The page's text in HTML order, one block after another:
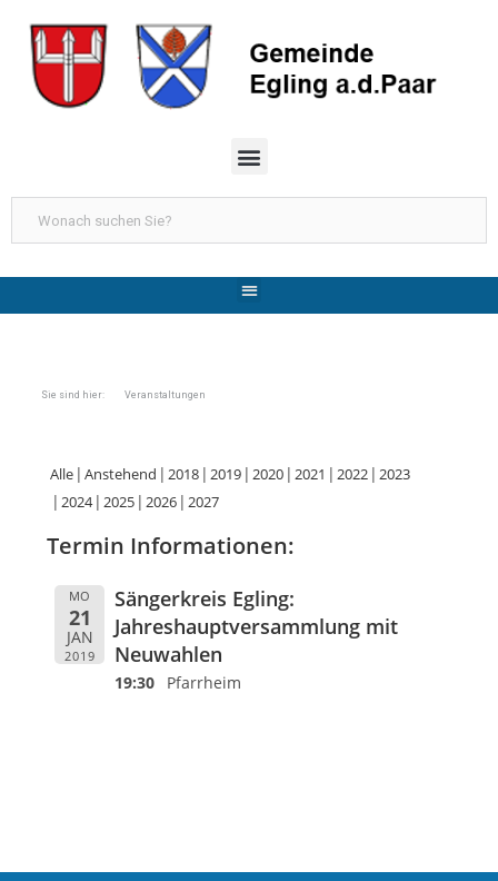
Sie sind hier: Veranstaltungen
Alle Anstehend 2018 2019 2020 2021 2022 2023
2024 2025 2026 2027
Termin Informationen:
MO
21
JAN
2019
Sängerkreis Egling:
Jahreshauptversammlung mit
Neuwahlen
19:30 Pfarrheim